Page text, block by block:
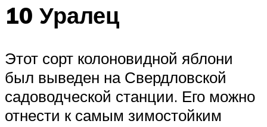
10 Уралец
Этот сорт колоновидной яблони
был выведен на Свердловской
садоводческой станции. Его можно
отнести к самым зимостойким